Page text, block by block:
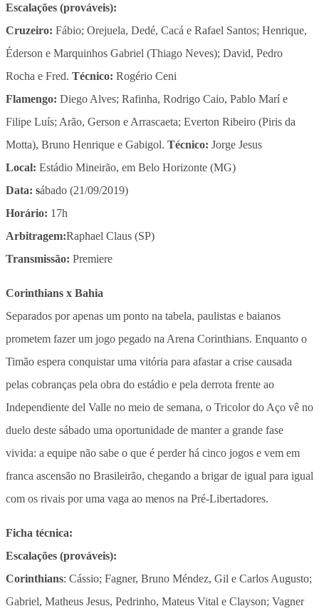
Escalações (prováveis):
Cruzeiro: ​Fábio; Orejuela, Dedé, Cacá e Rafael Santos; Henrique,
Éderson e Marquinhos Gabriel (Thiago Neves); David, Pedro
Rocha e Fred. Técnico: Rogério Ceni
Flamengo: Diego Alves; Rafinha, Rodrigo Caio, Pablo Marí e
Filipe Luís; Arão, Gerson e Arrascaeta; Everton Ribeiro (Piris da
Motta), Bruno Henrique e Gabigol. Técnico: Jorge Jesus
Local: Estádio Mineirão, em Belo Horizonte (MG)
Data: sábado (21/09/2019)
Horário: 17h
Arbitragem:​Raphael Claus (SP)
Transmissão: Premiere
Corinthians x Bahia
Separados por apenas um ponto na tabela, paulistas e baianos
prometem fazer um jogo pegado na Arena Corinthians. Enquanto o
Timão espera conquistar uma vitória para afastar a crise causada
pelas cobranças pela obra do estádio e pela derrota frente ao
Independiente del Valle no meio de semana, o Tricolor do Aço vê no
duelo deste sábado uma oportunidade de manter a grande fase
vivida: a equipe não sabe o que é perder há cinco jogos e vem em
franca ascensão no Brasileirão, chegando a brigar de igual para igual
com os rivais por uma vaga ao menos na Pré-Libertadores.
Ficha técnica:
Escalações (prováveis):
Corinthians: Cássio; Fagner, Bruno Méndez, Gil e Carlos Augusto;
Gabriel, Matheus Jesus, Pedrinho, Mateus Vital e Clayson; Vagner